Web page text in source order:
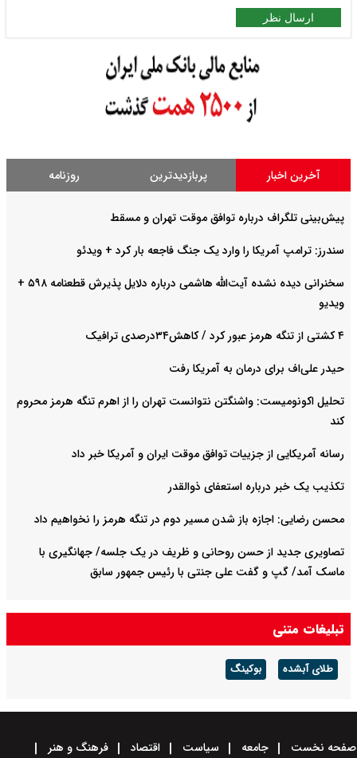
ارسال نظر
آخرین اخبار پربازدیدترین روزنامه
پیش‌بینی تلگراف درباره توافق موقت تهران و مسقط
سندرز: ترامپ آمریکا را وارد یک جنگ فاجعه بار کرد + ویدئو
سخنرانی دیده نشده آیت‌الله هاشمی درباره دلایل پذیرش قطعنامه ۵۹۸ +
ویدیو
۴ کشتی از تنگه هرمز عبور کرد / کاهش۳۴درصدی ترافیک
حیدر علی‌اف برای درمان به آمریکا رفت
تحلیل اکونومیست: واشنگتن نتوانست تهران را از اهرم تنگه هرمز محروم
کند
رسانه آمریکایی از جزییات توافق موقت ایران و آمریکا خبر داد
تکذیب یک خبر درباره استعفای ذوالقدر
محسن رضایی: اجازه باز شدن مسیر دوم در تنگه هرمز را نخواهیم داد
تصاویری جدید از حسن روحانی و ظریف در یک جلسه/ جهانگیری با
ماسک آمد/ گپ و گفت علی جنتی با رئیس جمهور سابق
تبلیغات متنی
طلای آبشده بوکینگ
صفحه نخست جامعه سیاست اقتصاد فرهنگ و هنر